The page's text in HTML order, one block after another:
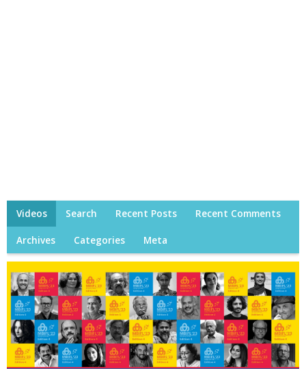
Videos Search Recent Posts Recent Comments
Archives Categories Meta